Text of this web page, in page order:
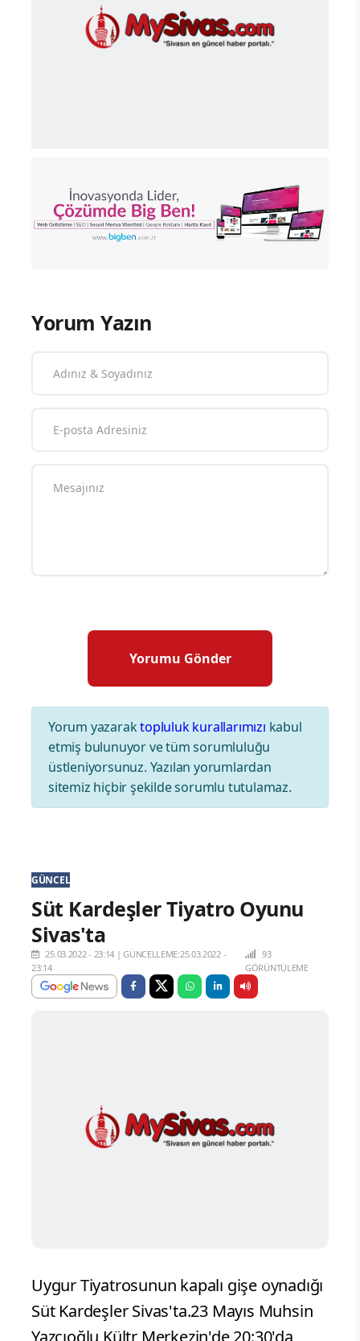
Yorum Yazın
Yorum yazaraktopluluk kurallarımızı kabul
etmiş bulunuyor ve tüm sorumluluğu
üstleniyorsunuz. Yazılan yorumlardan
sitemiz hiçbir şekilde sorumlu tutulamaz.
GÜNCEL
Süt Kardeşler Tiyatro Oyunu
Sivas'ta
25.03.2022 - 23:14 |GÜNCELLEME:25.03.2022 -
23:14
93
GÖRÜNTÜLEME
Uygur Tiyatrosunun kapalı gişe oynadığı
Süt Kardeşler Sivas'ta.23 Mayıs Muhsin